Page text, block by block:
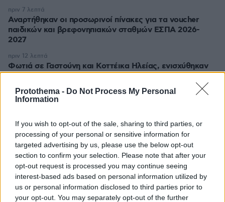
Protothema - Do Not Process My Personal
Information
If you wish to opt-out of the sale, sharing to third parties, or
processing of your personal or sensitive information for
targeted advertising by us, please use the below opt-out
section to confirm your selection. Please note that after your
opt-out request is processed you may continue seeing
interest-based ads based on personal information utilized by
us or personal information disclosed to third parties prior to
your opt-out. You may separately opt-out of the further
Αναρτήθηκαν οι προσωρινοί πίνακες για τα voucher
παιδικών και βρεφονηπιακών σταθμών ΕΣΠΑ 2026-
2027
πριν 7 λεπτά
Φωτιά σε Γαστούνη και Κοττέικα Ηλείας, ενισχύθηκαν
οι δυνάμεις της Πυροσβεστικής, δείτε φωτογραφίες
πριν 12 λεπτά
«Ένας επίγειος παράδεισος με φοβερό φαγητό και
Καλούτα
πριν 12 λεπτά
Στο «κόκκινο» το Χρηματιστήριο, αλλά κράτησε τις
2.600 μονάδες
πριν 13 λεπτά
Το γιοτ του Ζούκερμπεργκ άκουσε κλήση για βοήθεια
από άλλο σκάφος αλλά αδιαφόρησε
πριν 13 λεπτά